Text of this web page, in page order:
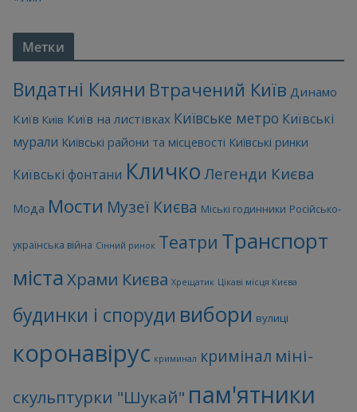
Метки
Видатні Кияни Втрачений Київ Динамо
Київ Київ Київ на листівках Київське метро Київські
мурали Київські райони та місцевості Київські ринки
Київські фонтани Кличко Легенди Києва
Мода Мости Музеї Києва Міські годинники Російсько-
українська війна Сінний ринок Театри Транспорт
міста Храми Києва Хрещатик Цікаві місця Києва
будинки і споруди вибори вулиці
коронавірус криминал кримінал міні-
скульптурки "Шукай" пам'ятники